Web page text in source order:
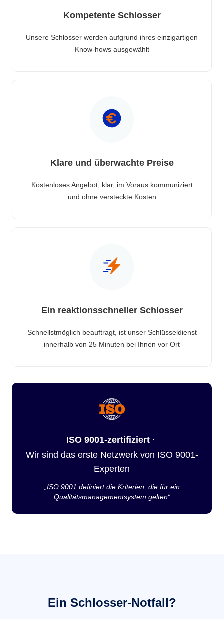
Kompetente Schlosser
Unsere Schlosser werden aufgrund ihres einzigartigen
Know-hows ausgewählt
Klare und überwachte Preise
Kostenloses Angebot, klar, im Voraus kommuniziert
und ohne versteckte Kosten
Ein reaktionsschneller Schlosser
Schnellstmöglich beauftragt, ist unser Schlüsseldienst
innerhalb von 25 Minuten bei Ihnen vor Ort
ISO 9001-zertifiziert ·
Wir sind das erste Netzwerk von ISO 9001-
Experten
„ISO 9001 definiert die Kriterien, die für ein
Qualitätsmanagementsystem gelten“
Ein Schlosser-Notfall?